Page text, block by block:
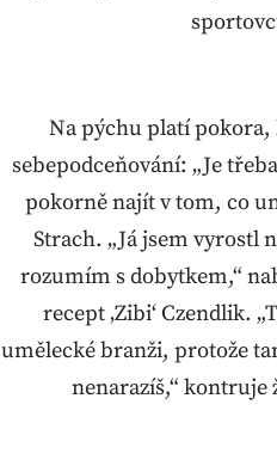
Na pýchu platí pokora,
sebepodceňování: „Je
pokorně najít v tom, co
Strach. „Já jsem vyrostl
rozumím s dobytkem,“
recept ‚Zibi‘ Czendlik.
umělecké branži, protože
nenarazíš,“ kontruje